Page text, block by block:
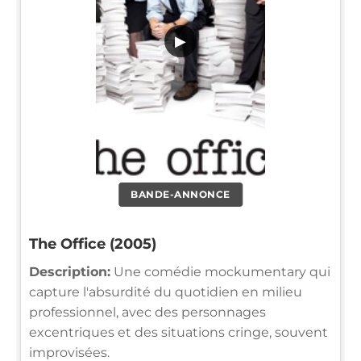
BANDE-ANNONCE
▶
The Office (2005)
Description: Une comédie mockumentary qui
capture l'absurdité du quotidien en milieu
professionnel, avec des personnages
excentriques et des situations cringe, souvent
improvisées.